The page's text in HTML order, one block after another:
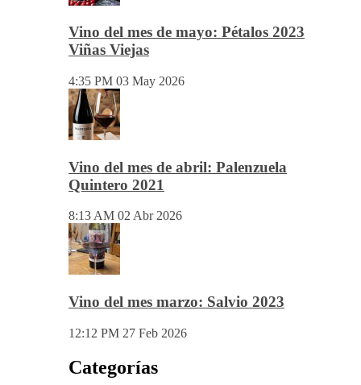
Vino del mes de mayo: Pétalos 2023
Viñas Viejas
4:35 PM 03 May 2026
Vino del mes de abril: Palenzuela
Quintero 2021
8:13 AM 02 Abr 2026
Vino del mes marzo: Salvio 2023
12:12 PM 27 Feb 2026
Categorías